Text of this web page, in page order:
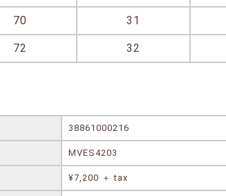
70 31
72 32
38861000216
MVES4203
¥7,200 ＋ tax